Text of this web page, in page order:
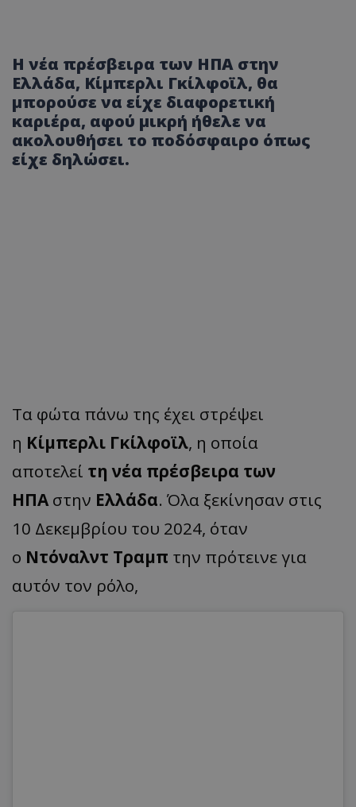
Η νέα πρέσβειρα των ΗΠΑ στην
Ελλάδα, Κίμπερλι Γκίλφοϊλ, θα
μπορούσε να είχε διαφορετική
καριέρα, αφού μικρή ήθελε να
ακολουθήσει το ποδόσφαιρο όπως
είχε δηλώσει.
Τα φώτα πάνω της έχει στρέψει
η Κίμπερλι Γκίλφοϊλ, η οποία
αποτελεί τη νέα πρέσβειρα των
ΗΠΑ στην Ελλάδα. Όλα ξεκίνησαν στις
10 Δεκεμβρίου του 2024, όταν
ο Ντόναλντ Τραμπ την πρότεινε για
αυτόν τον ρόλο,